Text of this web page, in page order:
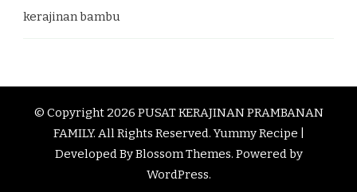
kerajinan bambu
© Copyright 2026 PUSAT KERAJINAN PRAMBANAN
FAMILY. All Rights Reserved.Yummy Recipe |
Developed ByBlossom Themes. Powered by
WordPress.